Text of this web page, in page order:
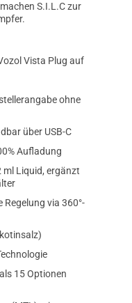
S.I.L.C zur
Vista Plug auf
ohne
über USB-C
Aufladung
Liquid, ergänzt
Regelung via 360°-
15 Optionen